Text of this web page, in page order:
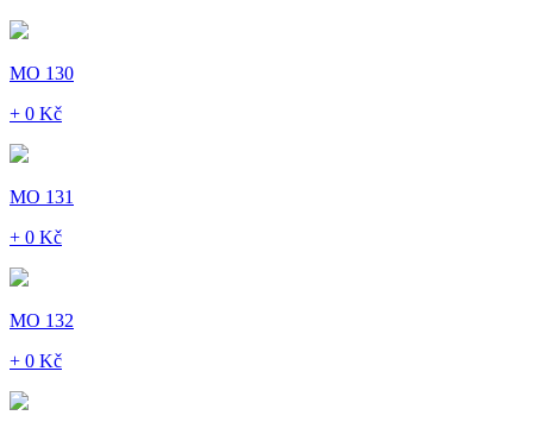
MO 130
+ 0 Kč
MO 131
+ 0 Kč
MO 132
+ 0 Kč